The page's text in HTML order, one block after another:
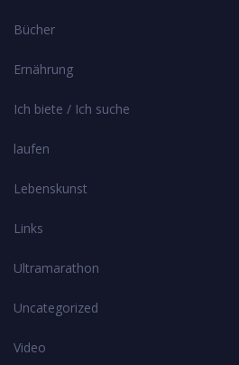
Bücher
Ernährung
Ich biete / Ich suche
laufen
Lebenskunst
Links
Ultramarathon
Uncategorized
Video